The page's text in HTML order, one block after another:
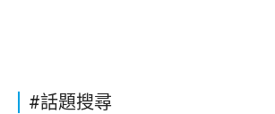
#話題搜尋